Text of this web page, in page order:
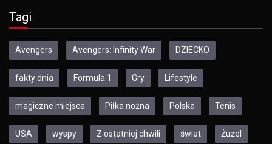
Tagi
Avengers Avengers: Infinity War DZIECKO
fakty dnia Formula 1 Gry Lifestyle
magiczne miejsca Piłka nożna Polska Tenis
USA wyspy Z ostatniej chwili świat Żużel